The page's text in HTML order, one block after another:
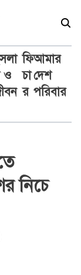
ও
ফি
চা
র
আমার
দেশ
পরিবার
নিচে